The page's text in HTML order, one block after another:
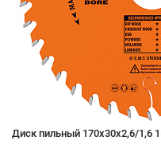
Диск пильный 170x30x2,6/1,6